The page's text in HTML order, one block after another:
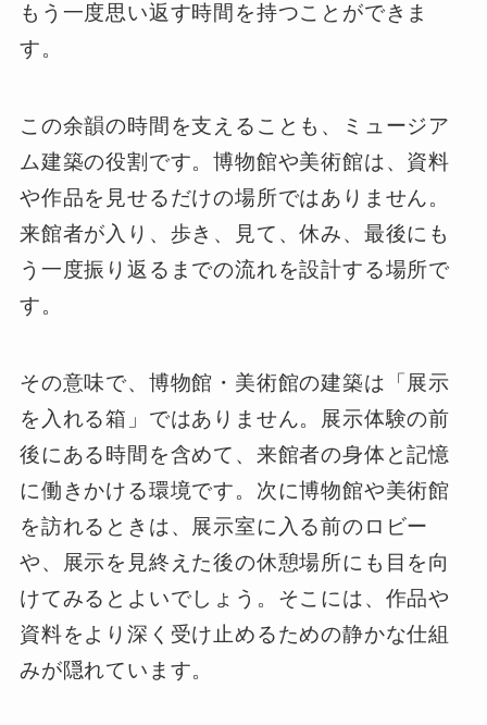
もう一度思い返す時間を持つことができま
す。
この余韻の時間を支えることも、ミュージア
ム建築の役割です。博物館や美術館は、資料
や作品を見せるだけの場所ではありません。
来館者が入り、歩き、見て、休み、最後にも
う一度振り返るまでの流れを設計する場所で
す。
その意味で、博物館・美術館の建築は「展示
を入れる箱」ではありません。展示体験の前
後にある時間を含めて、来館者の身体と記憶
に働きかける環境です。次に博物館や美術館
を訪れるときは、展示室に入る前のロビー
や、展示を見終えた後の休憩場所にも目を向
けてみるとよいでしょう。そこには、作品や
資料をより深く受け止めるための静かな仕組
みが隠れています。